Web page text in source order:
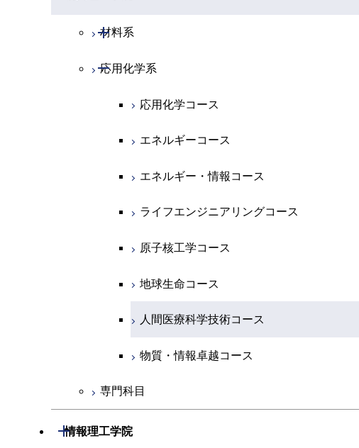
エネルギーコース
エネルギー・情報コース
エンジニアリングデザインコース
ライフエンジニアリングコース
原子核工学コース
人間医療科学技術コース
システム制御系
システム制御コース
エンジニアリングデザインコース
人間医療科学技術コース
電気電子系
電気電子コース
エネルギーコース
エネルギー・情報コース
ライフエンジニアリングコース
原子核工学コース
人間医療科学技術コース
物質・情報卓越コース
情報通信系
情報通信コース
エンジニアリングデザインコース
ライフエンジニアリングコース
人間医療科学技術コース
経営工学系
経営工学コース
エンジニアリングデザインコース
材料系
開閉
材料コース
エネルギーコース
エネルギー・情報コース
ライフエンジニアリングコース
原子核工学コース
人間医療科学技術コース
物質・情報卓越コース
応用化学系
開閉
応用化学コース
エネルギーコース
エネルギー・情報コース
ライフエンジニアリングコース
原子核工学コース
地球生命コース
人間医療科学技術コース
物質・情報卓越コース
専門科目
情報理工学院
開閉